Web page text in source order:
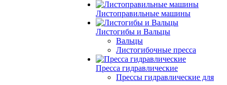
Листоправильные машины
Листогибы и Вальцы
Вальцы
Листогибочные пресса
Пресса гидравлические
Прессы гидравлические для